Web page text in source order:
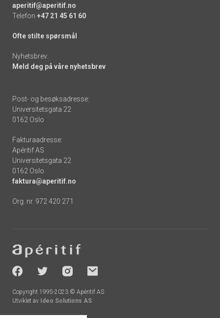
aperitif@aperitif.no
Telefon +47 21 45 61 60
Ofte stilte spørsmål
Nyhetsbrev:
Meld deg på våre nyhetsbrev
Post- og besøksadresse:
Universitetsgata 22
0162 Oslo
Fakturaadresse:
Apéritif AS
Universitetsgata 22
0162 Oslo
faktura@aperitif.no
Org. nr. 972 420 271
-
socials
Copyright 1995-2023 © Apéritif AS
Utviklet av Ideo Solutions AS